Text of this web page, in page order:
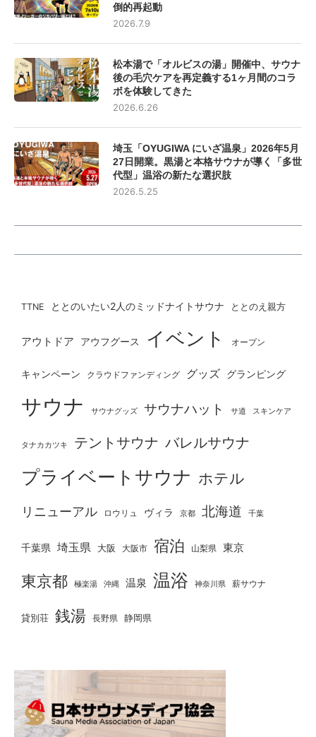
倒的再起動
2026.7.9
松本湯で「オルビスの湯」開催中、サウナ
後の毛穴ケアを再定義する1ヶ月間のコラ
ボを体験してきた
2026.6.26
埼玉「OYUGIWA にいざ温泉」2026年5月
27日開業。黒湯と本格サウナが導く「多世
代型」温浴の新たな選択肢
2026.5.25
TTNE ととのいたい2人のミッドナイトサウナ ととのえ親方
アウトドア アウフグース イベント オープン
キャンペーン クラウドファンディング グッズ グランピング
サウナ サウナグッズ サウナハット サ道 スキンケア
タナカカツキ テントサウナ バレルサウナ
プライベートサウナ ホテル
リニューアル ロウリュ ヴィラ 京都 北海道 千葉
千葉県 埼玉県 大阪 大阪市 宿泊 山梨県 東京
東京都 極楽湯 沖縄 温泉 温浴 神奈川県 薪サウナ
貸別荘 銭湯 長野県 静岡県